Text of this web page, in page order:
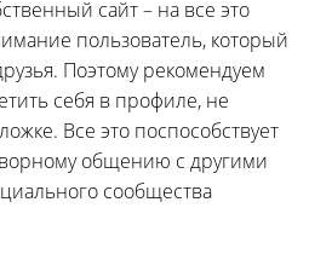
сайт – на все это
пользователь, который
Поэтому рекомендуем
себя в профиле, не
Все это поспособствует
общению с другими
сообщества